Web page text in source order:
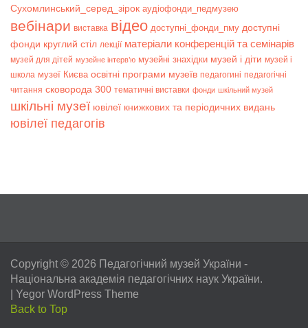
Сухомлинський_серед_зірок аудіофонди_педмузею
вебінари виставка відео доступні_фонди_пму доступні
фонди круглий стіл лекції матеріали конференцій та семінарів
музей для дітей музейне інтерв’ю музейні знахідки музей і діти музей і
школа музеї Києва освітні програми музеїв педагогині педагогічні
читання сковорода 300 тематичні виставки фонди шкільний музей
шкільні музеї ювілеї книжкових та періодичних видань
ювілеї педагогів
Copyright © 2026 Педагогічний музей України -
Національна академія педагогічних наук України.
Yegor WordPress Theme
Back to Top